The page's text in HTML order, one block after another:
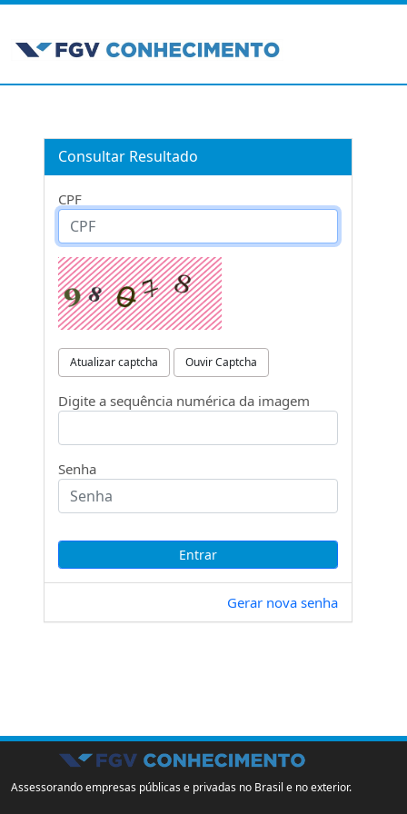
Consultar Resultado
CPF
Atualizar captcha Ouvir Captcha
Digite a sequência numérica da imagem
Senha
Gerar nova senha
Assessorando empresas públicas e privadas no Brasil e no exterior.